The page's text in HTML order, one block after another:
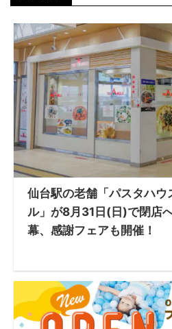
仙台駅の老舗「パスタハウ
ル」が8月31日(日)で閉店
幕、感謝フェアも開催！